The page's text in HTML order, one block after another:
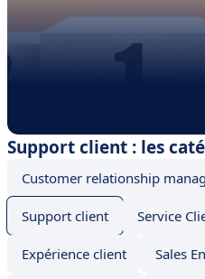
Support client : les
Customer relationship
Support client Service
Expérience client Sales